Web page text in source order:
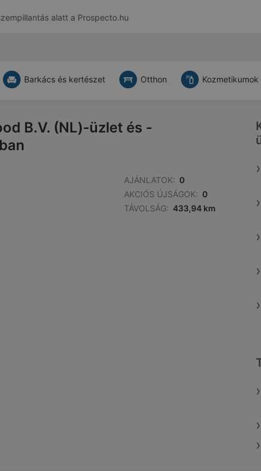
alatt a Prospecto.hu
Barkács és kertészet Otthon Kozmetikumok
B.V. (NL)-üzlet és -
AJÁNLATOK: 0
AKCIÓS ÚJSÁGOK: 0
TÁVOLSÁG: 433,94 km